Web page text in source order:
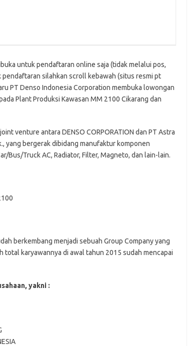
untuk pendaftaran online saja (tidak melalui pos,
silahkan scroll kebawah (situs resmi pt
PT Denso Indonesia Corporation membuka lowongan
Plant Produksi Kawasan MM 2100 Cikarang dan
venture antara DENSO CORPORATION dan PT Astra
yang bergerak dibidang manufaktur komponen
Bus/Truck AC, Radiator, Filter, Magneto, dan lain-lain.
berkembang menjadi sebuah Group Company yang
total karyawannya di awal tahun 2015 sudah mencapai
yakni :